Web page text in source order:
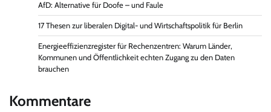
AfD: Alternative für Doofe – und Faule
17 Thesen zur liberalen Digital- und Wirtschaftspolitik für Berlin
Energieeffizienzregister für Rechenzentren: Warum Länder,
Kommunen und Öffentlichkeit echten Zugang zu den Daten
brauchen
Kommentare